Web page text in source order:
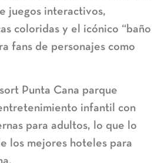
juegos interactivos,
coloridas y el icónico “baño
fans de personajes como
Punta Cana parque
infantil con
para adultos, lo que lo
los mejores hoteles para
.